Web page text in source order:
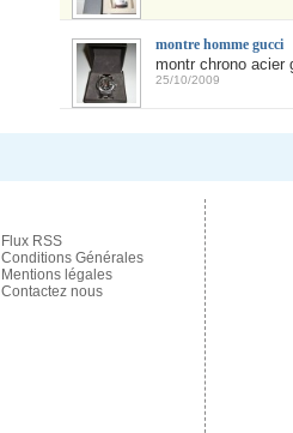
montre homme gucci
montr chrono
25/10/2009
Flux RSS
Conditions Générales
Mentions légales
Contactez nous